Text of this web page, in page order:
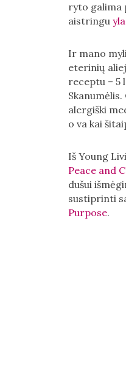
ryto galima
aistringu
Ir mano
eterinių
receptu – 5
alergiški
o va kai
Iš Young
Peace and
dušui
sustiprinti
Purpose.